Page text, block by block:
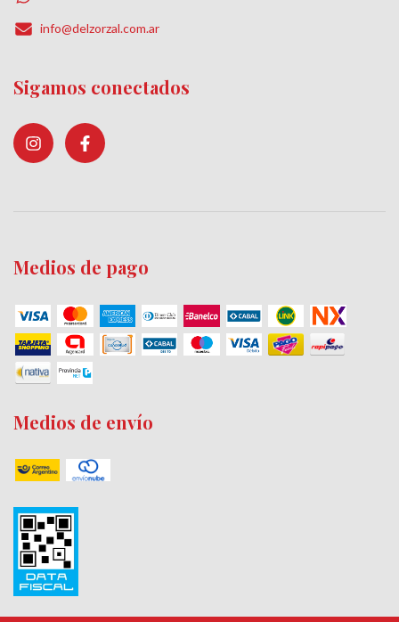
info@delzorzal.com.ar
Sigamos conectados
Medios de pago
Medios de envío